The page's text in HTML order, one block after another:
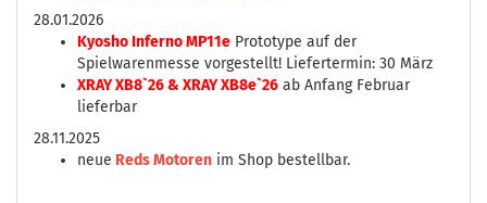
28.01.2026
Kyosho Inferno MP11e Prototype auf der
Spielwarenmesse vorgestellt! Liefertermin: 30 März
XRAY XB8`26 & XRAY XB8e`26 ab Anfang Februar
lieferbar
28.11.2025
neue Reds Motoren im Shop bestellbar.